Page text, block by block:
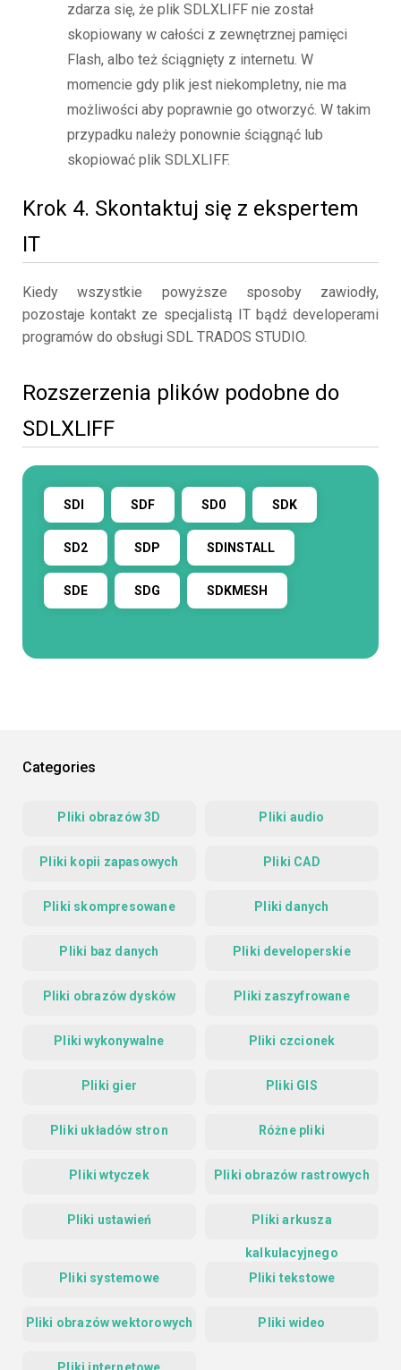
zdarza się, że plik SDLXLIFF nie został
skopiowany w całości z zewnętrznej pamięci
Flash, albo też ściągnięty z internetu. W
momencie gdy plik jest niekompletny, nie ma
możliwości aby poprawnie go otworzyć. W takim
przypadku należy ponownie ściągnąć lub
skopiować plik SDLXLIFF.
Krok 4. Skontaktuj się z ekspertem
IT
Kiedy wszystkie powyższe sposoby zawiodły,
pozostaje kontakt ze specjalistą IT bądź developerami
programów do obsługi SDL TRADOS STUDIO.
Rozszerzenia plików podobne do
SDLXLIFF
SDI SDF SD0 SDK
SD2 SDP SDINSTALL
SDE SDG SDKMESH
Categories
Pliki obrazów 3D Pliki audio
Pliki kopii zapasowych Pliki CAD
Pliki skompresowane Pliki danych
Pliki baz danych Pliki developerskie
Pliki obrazów dysków Pliki zaszyfrowane
Pliki wykonywalne Pliki czcionek
Pliki gier Pliki GIS
Pliki układów stron Różne pliki
Pliki wtyczek Pliki obrazów rastrowych
Pliki ustawień Pliki arkusza
kalkulacyjnego
Pliki systemowe
Pliki tekstowe
Pliki obrazów wektorowych Pliki wideo